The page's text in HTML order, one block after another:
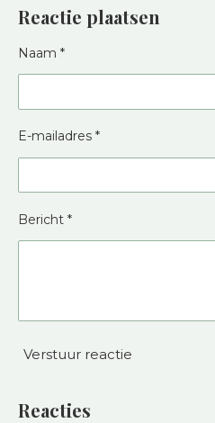
Reactie plaatsen
Naam *
E-mailadres *
Bericht *
Verstuur reactie
Reacties